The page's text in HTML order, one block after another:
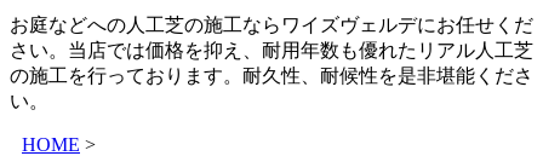
お庭などへの人工芝の施工ならワイズヴェルデにお任せくだ
さい。当店では価格を抑え、耐用年数も優れたリアル人工芝
の施工を行っております。耐久性、耐候性を是非堪能くださ
い。
HOME >